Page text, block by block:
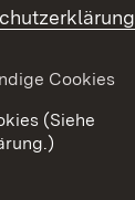
Cookies
(Siehe